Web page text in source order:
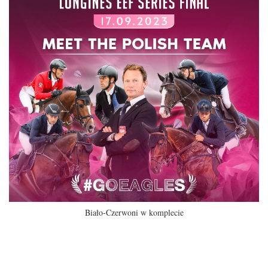
Biało-Czerwoni w komplecie